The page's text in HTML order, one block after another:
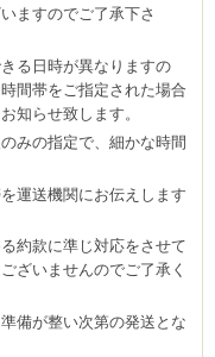
ますのでご了承下さ
る日時が異なりますの
間帯をご指定された場合
知らせ致します。
みの指定で、細かな時間
運送機関にお伝えします
約款に準じ対応をさせて
ざいませんのでご了承く
備が整い次第の発送とな